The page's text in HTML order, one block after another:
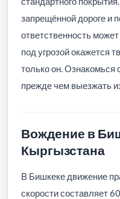
запрещённой дороге и
ответственность
под угрозой окажется
только он. Ознакомься
прежде чем выезжать
Вождение в
Кыргызстана
В Бишкеке движение
скорости составляет